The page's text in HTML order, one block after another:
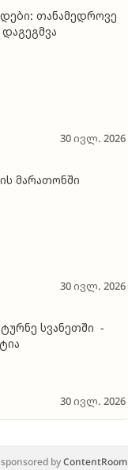
თანამედროვე
30 ივლ. 2026
მარათონში
30 ივლ. 2026
სვანეთში -
30 ივლ. 2026
sponsored byContentRoom